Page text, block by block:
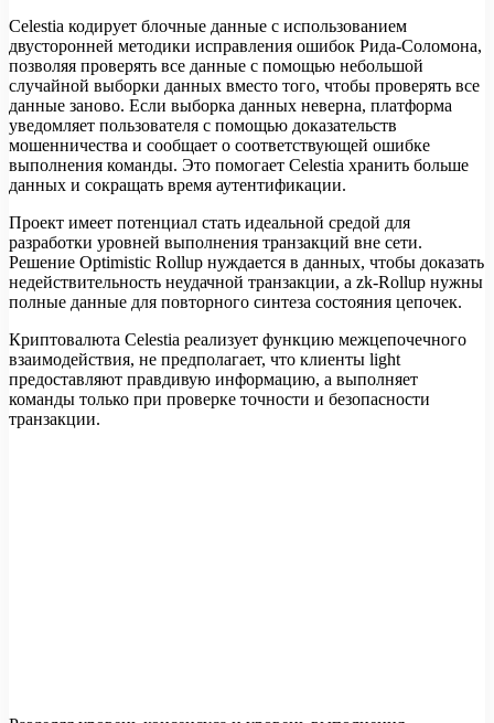
Celestia кодирует блочные данные с использованием
двусторонней методики исправления ошибок Рида-Соломона,
позволяя проверять все данные с помощью небольшой
случайной выборки данных вместо того, чтобы проверять все
данные заново. Если выборка данных неверна, платформа
уведомляет пользователя с помощью доказательств
мошенничества и сообщает о соответствующей ошибке
выполнения команды. Это помогает Celestia хранить больше
данных и сокращать время аутентификации.
Проект имеет потенциал стать идеальной средой для
разработки уровней выполнения транзакций вне сети.
Решение Optimistic Rollup нуждается в данных, чтобы доказать
недействительность неудачной транзакции, а zk-Rollup нужны
полные данные для повторного синтеза состояния цепочек.
Криптовалюта Celestia реализует функцию межцепочечного
взаимодействия, не предполагает, что клиенты light
предоставляют правдивую информацию, а выполняет
команды только при проверке точности и безопасности
транзакции.